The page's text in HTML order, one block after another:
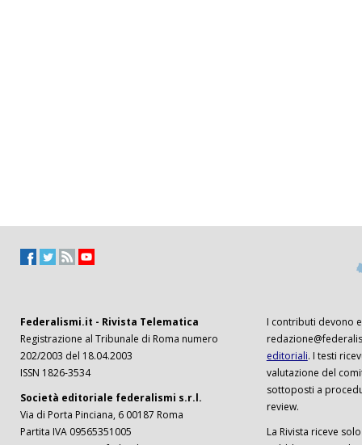
Federalismi.it - Rivista Telematica
Registrazione al Tribunale di Roma numero
202/2003 del 18.04.2003
ISSN 1826-3534
Società editoriale federalismi s.r.l.
Via di Porta Pinciana, 6 00187 Roma
Partita IVA 09565351005
I contributi devono
editoriali. I testi
valutazione del
sottoposti a
review.
La Rivista riceve